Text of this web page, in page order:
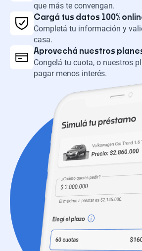
que más te convengan.
Cargá tus datos 100%
Completá tu información y
casa.
Aprovechá nuestros
Congelá tu cuota, o nuestros
pagar menos interés.